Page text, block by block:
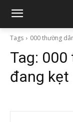
Tags 000 thường
Tag: 000
đang kẹt